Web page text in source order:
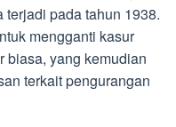
pada tahun 1938.
mengganti kasur
biasa, yang kemudian
terkait pengurangan